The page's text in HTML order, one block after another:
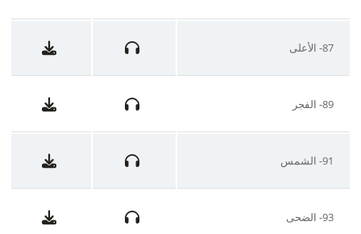
87- الأعلى
89- الفجر
91- الشمس
93- الضحى